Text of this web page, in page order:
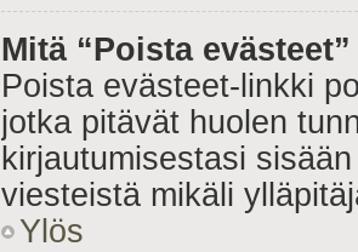
Mitä “Poista
Poista evästeet-linkki
jotka pitävät huolen
kirjautumisestasi
viesteistä mikäli
Ylös